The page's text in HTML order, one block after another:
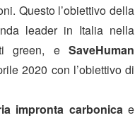
Questo l’obiettivo della
leader in Italia nella
green, e SaveHuman
2020 con l’obiettivo di
impronta carbonicae